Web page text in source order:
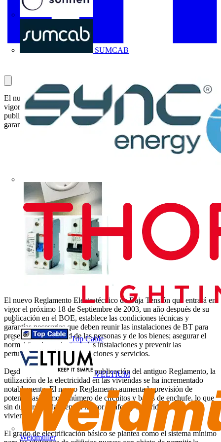
SUMCAB
Top Cable
VELTIUM
Weidmüller
El nuevo Reglamento Electrotécnico de Baja Tensión que entrará en
vigor el próximo 18 de Septiembre de 2003, un año después de su
publicación en el BOE, establece las condiciones técnicas y
garantías necesarias que deben reunir las instalaciones de BT par
El nuevo Reglamento Electrotécnico de Baja Tensión que entrará en
vigor el próximo 18 de Septiembre de 2003, un año después de su
publicación en el BOE, establece las condiciones técnicas y
garantías necesarias que deben reunir las instalaciones de BT para
preservar la seguridad de las personas y de los bienes; asegurar el
normal funcionamiento de las instalaciones y prevenir las
perturbaciones a otras instalaciones y servicios.
Desde el año 1973, fecha de publicación del antiguo Reglamento, la
utilización de la electricidad en las viviendas se ha incrementado
notablemente. El nuevo Reglamento aumenta la previsión de
potencia así como el número de circuitos y bases de enchufe, lo que
sin duda redundará en un mayor confort y seguridad en nuestras
viviendas.
El grado de electrificación básico se plantea como el sistema mínimo